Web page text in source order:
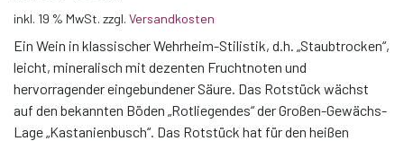
inkl. 19 % MwSt. zzgl. Versandkosten
Ein Wein in klassischer Wehrheim-Stilistik, d.h. „Staubtrocken“,
leicht, mineralisch mit dezenten Fruchtnoten und
hervorragender eingebundener Säure. Das Rotstück wächst
auf den bekannten Böden „Rotliegendes“ der Großen-Gewächs-
Lage „Kastanienbusch“. Das Rotstück hat für den heißen